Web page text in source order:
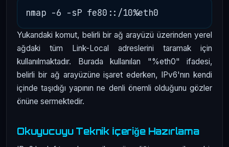
Yukarıdaki komut, belirli bir ağ arayüzü üzerinden yerel
ağdaki tüm Link-Local adreslerini taramak için
kullanılmaktadır. Burada kullanılan "%eth0" ifadesi,
belirli bir ağ arayüzüne işaret ederken, IPv6'nın kendi
içinde taşıdığı yapının ne denli önemli olduğunu gözler
önüne sermektedir.
Okuyucuyu Teknik İçeriğe Hazırlama